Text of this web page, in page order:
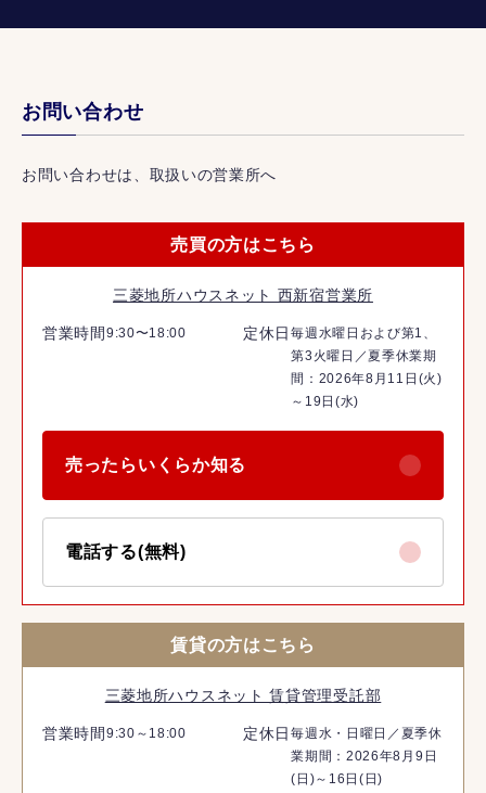
お問い合わせ
お問い合わせは、取扱いの営業所へ
売買の方はこちら
三菱地所ハウスネット 西新宿営業所
営業時間 9:30〜18:00 定休日毎週水曜日および第1、
第3火曜日／夏季休業期
間：2026年8月11日(火)
～19日(水)
売ったらいくらか知る
電話する(無料)
賃貸の方はこちら
三菱地所ハウスネット 賃貸管理受託部
営業時間 9:30～18:00 定休日毎週水・日曜日／夏季休
業期間：2026年8月9日
(日)～16日(日)